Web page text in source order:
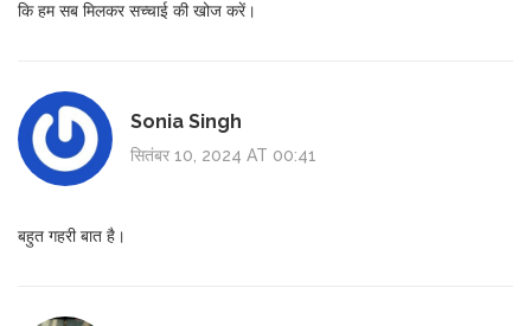
कि हम सब मिलकर सच्चाई की खोज करें।
Sonia Singh
सितंबर 10, 2024 AT 00:41
बहुत गहरी बात है।